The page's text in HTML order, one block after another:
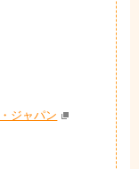
ジャパン